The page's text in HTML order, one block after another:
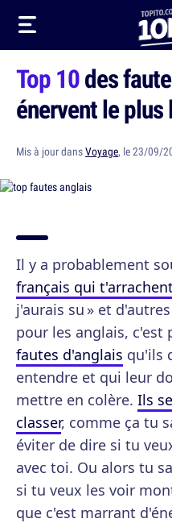
Top 10des
énervent le
Mis à jour dansVoyage, le 23/09/
Il y a probablement
français qui
j'aurais su » et
pour les anglais, c'est
fautes d'anglais qu'ils
entendre et qui leur
mettre en colère. Ils
classer, comme ça tu
éviter de dire si tu
avec toi. Ou alors tu
si tu veux les voir
que c'est marrant